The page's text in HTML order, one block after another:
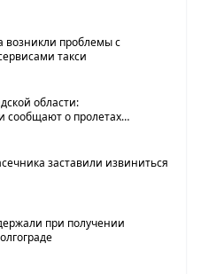
возникли проблемы с
такси
области:
сообщают о пролетах
заставили извиниться
при получении